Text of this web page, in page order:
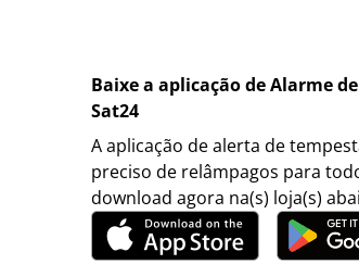
Baixe a aplicação de Alarme
Sat24
A aplicação de alerta de
preciso de relâmpagos para
download agora na(s) loja(s)